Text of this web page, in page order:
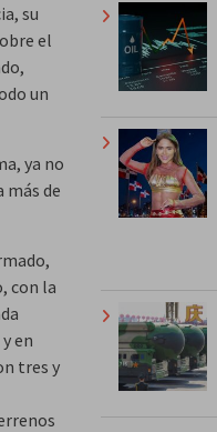
su
el
un
ya no
más de
con la
en
tres y